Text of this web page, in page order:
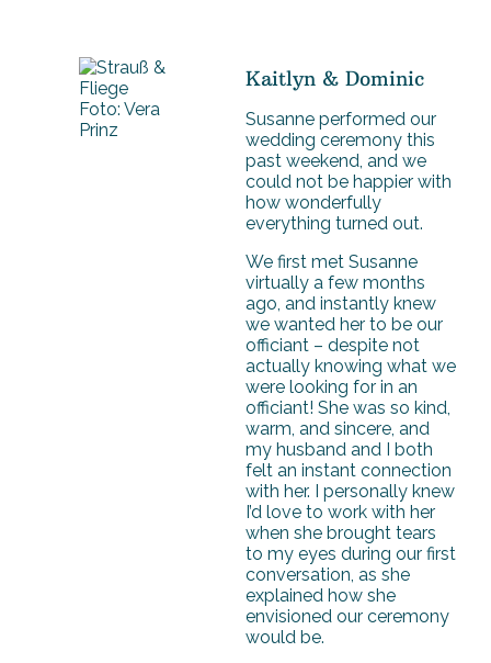
Foto: Vera
Prinz
Kaitlyn & Dominic
Susanne performed our
wedding ceremony this
past weekend, and we
could not be happier with
how wonderfully
everything turned out.
We first met Susanne
virtually a few months
ago, and instantly knew
we wanted her to be our
officiant – despite not
actually knowing what we
were looking for in an
officiant! She was so kind,
warm, and sincere, and
my husband and I both
felt an instant connection
with her. I personally knew
I’d love to work with her
when she brought tears
to my eyes during our first
conversation, as she
explained how she
envisioned our ceremony
would be.